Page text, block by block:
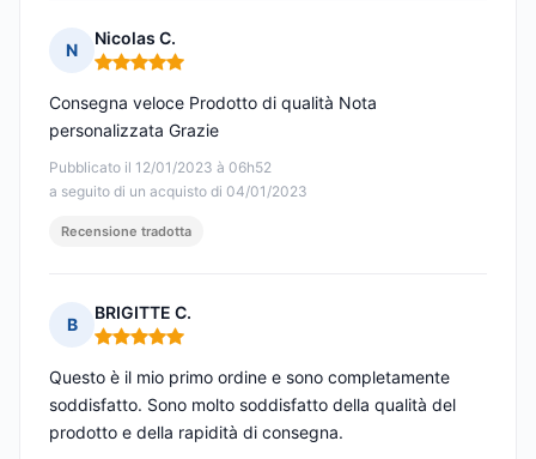
N
Nicolas C.
Nota: 5 su 5
Pubblicato il 12/01/2023 à 06h52
a seguito di un acquisto di 04/01/2023
Consegna veloce Prodotto di qualità Nota
personalizzata Grazie
Recensione tradotta
B
BRIGITTE C.
Nota: 5 su 5
Questo è il mio primo ordine e sono completamente
soddisfatto. Sono molto soddisfatto della qualità del
prodotto e della rapidità di consegna.